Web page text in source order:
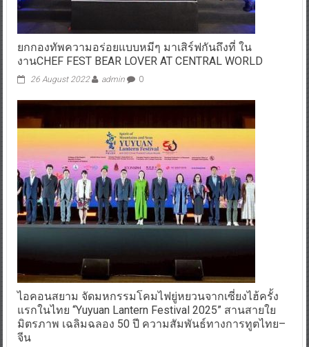
ยกกองทัพความอร่อยแบบหมีๆ มาเสิร์ฟกันถึงที่ ใน
งานCHEF FEST BEAR LOVER AT CENTRAL WORLD
26 August 2022 admin 0
ไอคอนสยาม จัดมหกรรมโคมไฟยู่หยวนจากเซี่ยงไฮ้ครั้ง
แรกในไทย “Yuyuan Lantern Festival 2025” สานสายใย
มิตรภาพ เฉลิมฉลอง 50 ปี ความสัมพันธ์ทางการทูตไทย–
จีน